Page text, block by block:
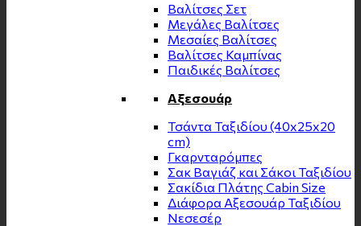
Βαλίτσες Σετ
Μεγάλες Βαλίτσες
Μεσαίες Βαλίτσες
Βαλίτσες Καμπίνας
Παιδικές Βαλίτσες
Αξεσουάρ
Τσάντα Ταξιδίου (40x25x20
cm)
Γκαρνταρόμπες
Σακ Βαγιάζ και Σάκοι Ταξιδίου
Σακίδια Πλάτης Cabin Size
Διάφορα Αξεσουάρ Ταξιδίου
Νεσεσέρ